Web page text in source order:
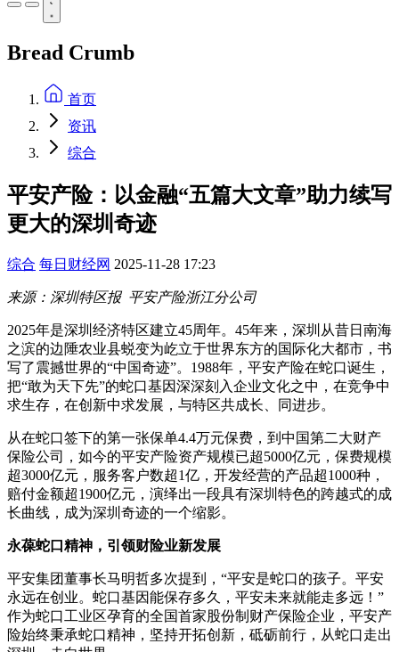
Bread Crumb
首页
资讯
综合
平安产险：以金融“五篇大文章”助力续写
更大的深圳奇迹
综合 每日财经网 2025-11-28 17:23
来源：深圳特区报 平安产险浙江分公司
2025年是深圳经济特区建立45周年。45年来，深圳从昔日南海
之滨的边陲农业县蜕变为屹立于世界东方的国际化大都市，书
写了震撼世界的“中国奇迹”。1988年，平安产险在蛇口诞生，
把“敢为天下先”的蛇口基因深深刻入企业文化之中，在竞争中
求生存，在创新中求发展，与特区共成长、同进步。
从在蛇口签下的第一张保单4.4万元保费，到中国第二大财产
保险公司，如今的平安产险资产规模已超5000亿元，保费规模
超3000亿元，服务客户数超1亿，开发经营的产品超1000种，
赔付金额超1900亿元，演绎出一段具有深圳特色的跨越式的成
长曲线，成为深圳奇迹的一个缩影。
永葆蛇口精神，引领财险业新发展
平安集团董事长马明哲多次提到，“平安是蛇口的孩子。平安
永远在创业。蛇口基因能保存多久，平安未来就能走多远！”
作为蛇口工业区孕育的全国首家股份制财产保险企业，平安产
险始终秉承蛇口精神，坚持开拓创新，砥砺前行，从蛇口走出